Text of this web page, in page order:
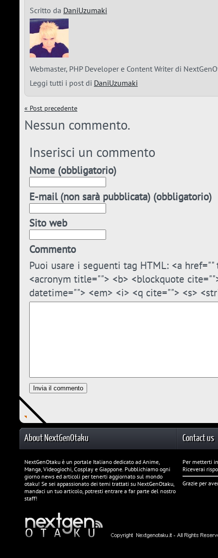
Scritto da DaniUzumaki
Webmaster, PHP Developer e Content Writer di
Leggi tutti i post di DaniUzumaki
« Post precedente
Nessun commento.
Inserisci un commento
Nome (obbligatorio)
E-mail (non sarà pubblicata) (obbligatorio)
Sito web
Commento
Puoi usare i seguenti tag HTML: <a
<acronym title=""> <b> <blockquote
datetime=""> <em> <i> <q cite=""> <s>
About NextGenOtaku
NextGenOtaku è un portale Italiano dedicato ad Anime,
Manga, Videogiochi, Cosplay e Giappone. Pubblichiamo ogni
giorno news ed articoli per tenerti aggiornato sul mondo
otaku! Se sei appassionato dei temi trattati su NextGenOtaku,
mandaci un tuo articolo, potresti entrare a far parte del nostro
staff!
Contact us
Per metterti
Riceverai
Grazie per